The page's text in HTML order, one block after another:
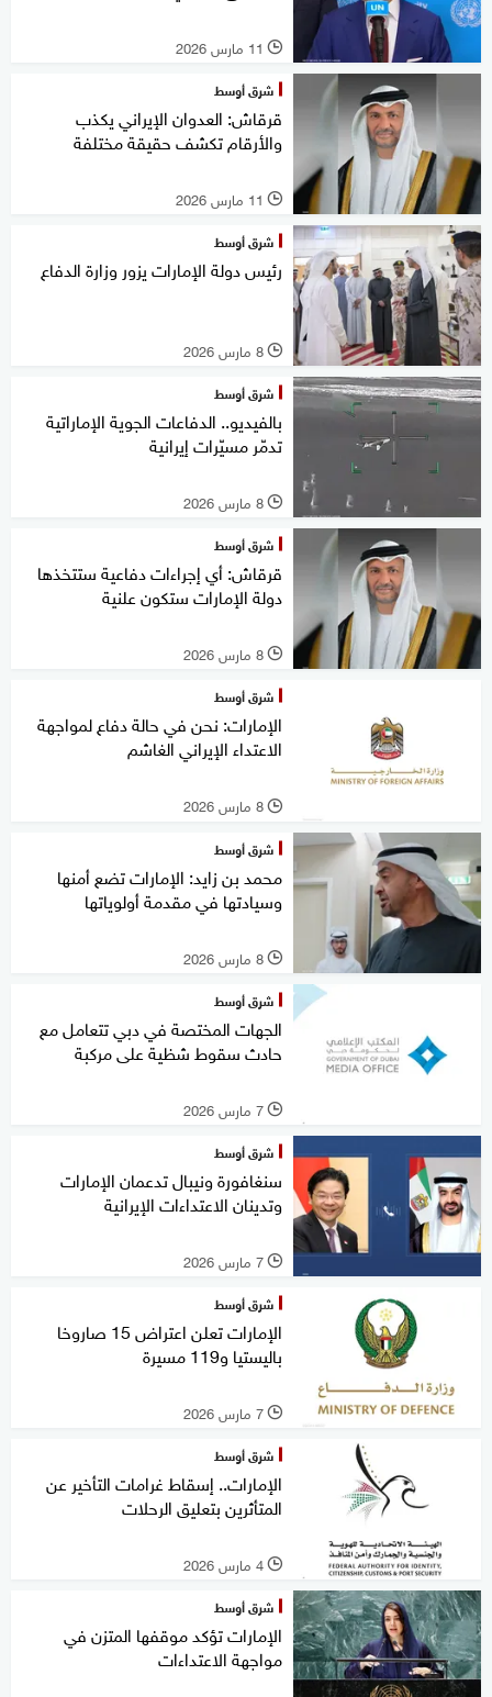
l 11 مارس 2026
شرق أوسط
قرقاش: العدوان الإيراني يكذب
والأرقام تكشف حقيقة مختلفة
l 11 مارس 2026
شرق أوسط
رئيس دولة الإمارات يزور وزارة الدفاع
l 8 مارس 2026
شرق أوسط
بالفيديو.. الدفاعات الجوية الإماراتية
تدمّر مسيّرات إيرانية
l 8 مارس 2026
شرق أوسط
قرقاش: أي إجراءات دفاعية ستتخذها
دولة الإمارات ستكون علنية
l 8 مارس 2026
شرق أوسط
الإمارات: نحن في حالة دفاع لمواجهة
الاعتداء الإيراني الغاشم
l 8 مارس 2026
شرق أوسط
محمد بن زايد: الإمارات تضع أمنها
وسيادتها في مقدمة أولوياتها
l 8 مارس 2026
شرق أوسط
الجهات المختصة في دبي تتعامل مع
حادث سقوط شظية على مركبة
l 7 مارس 2026
شرق أوسط
سنغافورة ونيبال تدعمان الإمارات
وتدينان الاعتداءات الإيرانية
l 7 مارس 2026
شرق أوسط
الإمارات تعلن اعتراض 15 صاروخا
باليستيا و119 مسيرة
l 7 مارس 2026
شرق أوسط
الإمارات.. إسقاط غرامات التأخير عن
المتأثرين بتعليق الرحلات
l 4 مارس 2026
شرق أوسط
الإمارات تؤكد موقفها المتزن في
مواجهة الاعتداءات